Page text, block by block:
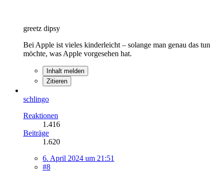
greetz dipsy
Bei Apple ist vieles kinderleicht – solange man genau das tun
möchte, was Apple vorgesehen hat.
Inhalt melden
Zitieren
schlingo
Reaktionen
1.416
Beiträge
1.620
6. April 2024 um 21:51
#8